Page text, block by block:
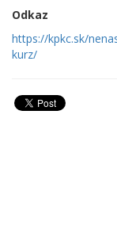
Odkaz
https://kpkc.sk/
kurz/